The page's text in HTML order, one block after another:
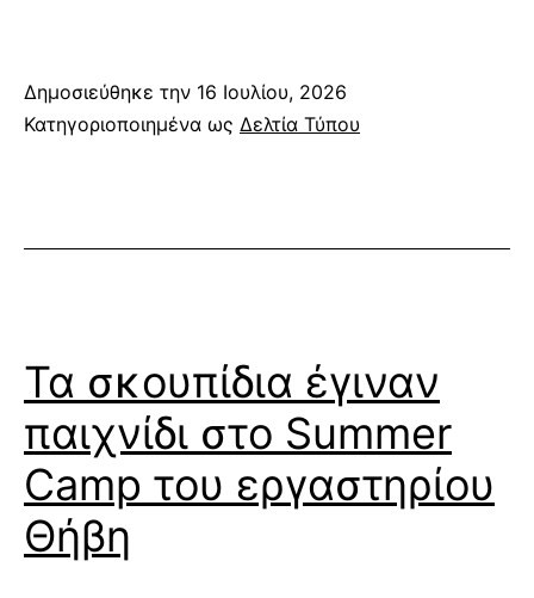
Δημοσιεύθηκε την 16 Ιουλίου, 2026
Κατηγοριοποιημένα ως Δελτία Τύπου
Τα σκουπίδια έγιναν
παιχνίδι στο Summer
Camp του εργαστηρίου
Θήβη